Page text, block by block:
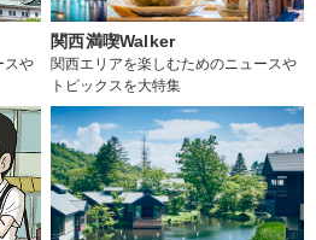
スや
関西満喫Walker
関西エリアを楽しむためのニュースや
トピックスを大特集